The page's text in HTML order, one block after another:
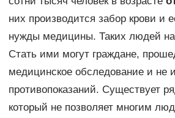
них производится забор крови и
нужды медицины. Таких людей
Стать ими могут граждане,
медицинское обследование и
противопоказаний. Существует
который не позволяет многим